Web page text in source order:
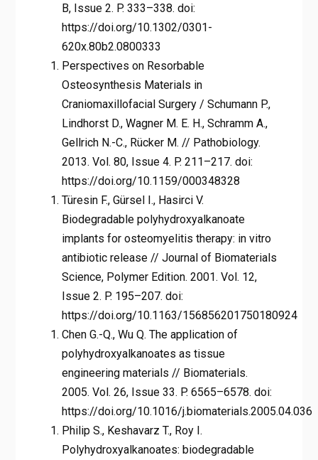
B, Issue 2. P. 333–338. doi:
https://doi.org/10.1302/0301-
620x.80b2.0800333
Perspectives on Resorbable
Osteosynthesis Materials in
Craniomaxillofacial Surgery / Schumann P.,
Lindhorst D., Wagner M. E. H., Schramm A.,
Gellrich N.-C., Rücker M. // Pathobiology.
2013. Vol. 80, Issue 4. P. 211–217. doi:
https://doi.org/10.1159/000348328
Türesin F., Gürsel I., Hasirci V.
Biodegradable polyhydroxyalkanoate
implants for osteomyelitis therapy: in vitro
antibiotic release // Journal of Biomaterials
Science, Polymer Edition. 2001. Vol. 12,
Issue 2. P. 195–207. doi:
https://doi.org/10.1163/156856201750180924
Chen G.-Q., Wu Q. The application of
polyhydroxyalkanoates as tissue
engineering materials // Biomaterials.
2005. Vol. 26, Issue 33. P. 6565–6578. doi:
https://doi.org/10.1016/j.biomaterials.2005.04.036
Philip S., Keshavarz T., Roy I.
Polyhydroxyalkanoates: biodegradable